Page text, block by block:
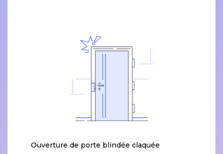
Ouverture de porte blindée claquée